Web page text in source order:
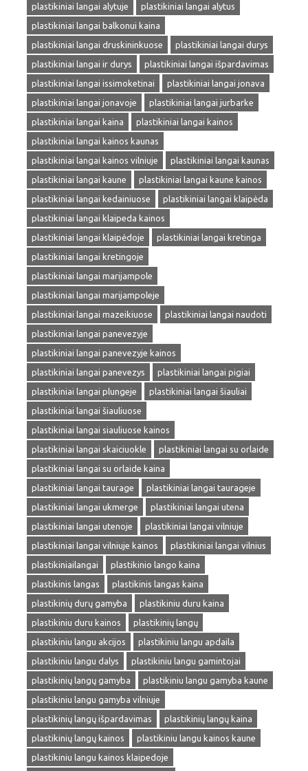
plastikiniai langai alytuje
plastikiniai langai alytus
plastikiniai langai balkonui kaina
plastikiniai langai druskininkuose
plastikiniai langai durys
plastikiniai langai ir durys
plastikiniai langai išpardavimas
plastikiniai langai issimoketinai
plastikiniai langai jonava
plastikiniai langai jonavoje
plastikiniai langai jurbarke
plastikiniai langai kaina
plastikiniai langai kainos
plastikiniai langai kainos kaunas
plastikiniai langai kainos vilniuje
plastikiniai langai kaunas
plastikiniai langai kaune
plastikiniai langai kaune kainos
plastikiniai langai kedainiuose
plastikiniai langai klaipėda
plastikiniai langai klaipeda kainos
plastikiniai langai klaipėdoje
plastikiniai langai kretinga
plastikiniai langai kretingoje
plastikiniai langai marijampole
plastikiniai langai marijampoleje
plastikiniai langai mazeikiuose
plastikiniai langai naudoti
plastikiniai langai panevezyje
plastikiniai langai panevezyje kainos
plastikiniai langai panevezys
plastikiniai langai pigiai
plastikiniai langai plungeje
plastikiniai langai šiauliai
plastikiniai langai šiauliuose
plastikiniai langai siauliuose kainos
plastikiniai langai skaiciuokle
plastikiniai langai su orlaide
plastikiniai langai su orlaide kaina
plastikiniai langai taurage
plastikiniai langai taurageje
plastikiniai langai ukmerge
plastikiniai langai utena
plastikiniai langai utenoje
plastikiniai langai vilniuje
plastikiniai langai vilniuje kainos
plastikiniai langai vilnius
plastikiniailangai
plastikinio lango kaina
plastikinis langas
plastikinis langas kaina
plastikinių durų gamyba
plastikiniu duru kaina
plastikiniu duru kainos
plastikinių langų
plastikiniu langu akcijos
plastikiniu langu apdaila
plastikiniu langu dalys
plastikiniu langu gamintojai
plastikinių langų gamyba
plastikiniu langu gamyba kaune
plastikiniu langu gamyba vilniuje
plastikinių langų išpardavimas
plastikinių langų kaina
plastikinių langų kainos
plastikiniu langu kainos kaune
plastikiniu langu kainos klaipedoje